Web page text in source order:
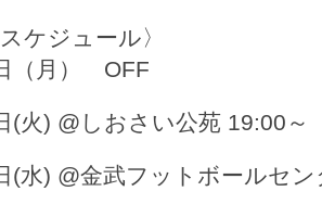
スケジュール〉
（月） OFF
(火) @しおさい公苑 19:00～
(水) @金武フットボールセ